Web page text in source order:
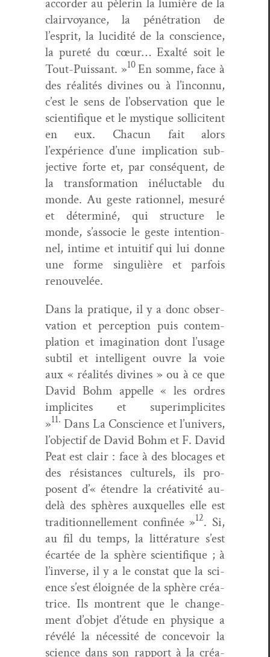
accorder au pèlerin la lumière de la
clair­voy­ance, la péné­tra­tion de
l’esprit, la lucid­ité de la con­science,
la pureté du cœur… Exalté soit le
Tout-Puis­sant. »10En somme, face à
des réal­ités divines ou à l’inconnu,
c’est le sens de l’observation que le
sci­en­tifique et le mys­tique sol­lici­tent
en eux. Cha­cun fait alors
l’expérience d’une impli­ca­tion sub­
jec­tive forte et, par con­séquent, de
la trans­for­ma­tion inéluctable du
monde. Au geste rationnel, mesuré
et déter­miné, qui struc­ture le
monde, s’associe le geste inten­tion­
nel, intime et intu­itif qui lui donne
une forme sin­gulière et par­fois
renouvelée.
Dans la pra­tique, il y a donc obser­
va­tion et per­cep­tion puis con­tem­
pla­tion et imag­i­na­tion dont l’usage
sub­til et intel­li­gent ouvre la voie
aux « réal­ités divines » ou à ce que
David Bohm appelle « les ordres
implicites et super­im­plicites
»11. Dans La Con­science et l’univers,
l’objectif de David Bohm et F. David
Peat est clair : face à des blocages et
des résis­tances cul­turels, ils pro­
posent d’« éten­dre la créa­tiv­ité au-
delà des sphères aux­quelles elle est
tra­di­tion­nelle­ment con­finée »12. Si,
au fil du temps, la lit­téra­ture s’est
écartée de la sphère sci­en­tifique ; à
l’inverse, il y a le con­stat que la sci­
ence s’est éloignée de la sphère créa­
trice. Ils mon­trent que le change­
ment d’objet d’étude en physique a
révélé la néces­sité de con­cevoir la
sci­ence dans son rap­port à la créa­